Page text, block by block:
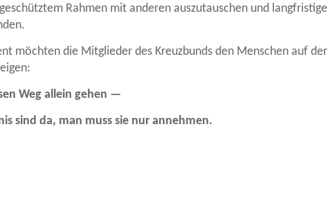
Rahmen mit anderen auszutauschen und langfristige
möchten die Mitglieder des Kreuzbunds den Menschen auf der
Weg allein gehen —
sind da, man muss sie nur annehmen.